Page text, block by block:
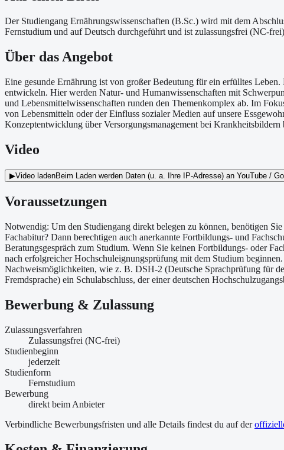
Der Studiengang Ernährungswissenschaften (B.Sc.) wird mit dem
Fernstudium und auf Deutsch durchgeführt und ist zulassungsfrei (NC-
Über das Angebot
Eine gesunde Ernährung ist von großer Bedeutung für ein erfülltes
entwickeln. Hier werden Natur- und Humanwissenschaften mit
und Lebensmittelwissenschaften runden den Themenkomplex ab. Im
von Lebensmitteln oder der Einfluss sozialer Medien auf unsere
Konzeptentwicklung über Versorgungsmanagement bei
Video
▶Video ladenBeim Laden werden Daten (u. a. Ihre IP-Adresse) an YouTube /
Voraussetzungen
Notwendig: Um den Studiengang direkt belegen zu können, benötigen
Fachabitur? Dann berechtigen auch anerkannte Fortbildungs- und
Beratungsgespräch zum Studium. Wenn Sie keinen Fortbildungs- oder
nach erfolgreicher Hochschuleignungsprüfung mit dem Studium
Nachweismöglichkeiten, wie z. B. DSH-2 (Deutsche Sprachprüfung für
Fremdsprache) ein Schulabschluss, der einer deutschen
Bewerbung & Zulassung
Zulassungsverfahren
Zulassungsfrei (NC-frei)
Studienbeginn
jederzeit
Studienform
Fernstudium
Bewerbung
direkt beim Anbieter
Verbindliche Bewerbungsfristen und alle Details findest du auf der